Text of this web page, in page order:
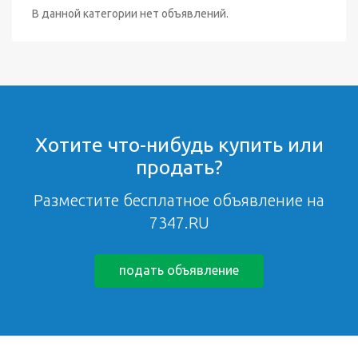
В данной категории нет объявлений.
Хотите что-нибудь купить или
продать?
Разместите бесплатное объявление на
7347.RU
подать объявление